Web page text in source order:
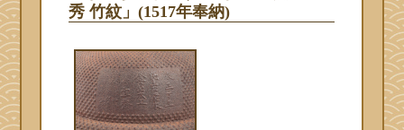
秀 竹紋」(1517年奉納)